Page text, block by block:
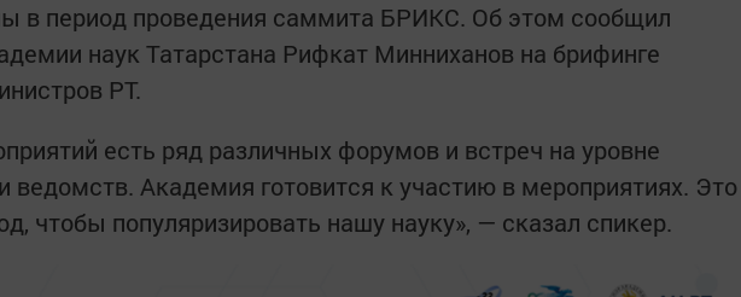
в период проведения саммита БРИКС. Об этом сообщил
наук Татарстана Рифкат Минниханов на брифинге
РТ.
есть ряд различных форумов и встреч на уровне
ведомств. Академия готовится к участию в мероприятиях. Это
чтобы популяризировать нашу науку», — сказал спикер.